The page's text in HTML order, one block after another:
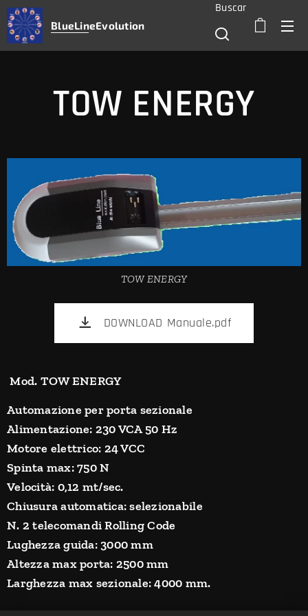
BlueLineEvolution
Buscar
TOW ENERGY
TOW ENERGY
DOWNLOAD Manuale.pdf
Mod. TOW ENERGY
Automazione per porta sezionale
Alimentazione: 230 VCA 50 Hz
Motore elettrico: 24 VCC
Spinta max: 750 N
Velocità: 0,12 mt/sec.
Chiusura automatica: selezionabile
N. 2 telecomandi Rolling Code
Lughezza guida: 3000 mm
Altezza max porta: 2500 mm
Larghezza max sezionale: 4000 mm.